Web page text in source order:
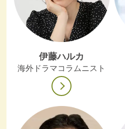
伊藤ハルカ
海外ドラマコラムニスト